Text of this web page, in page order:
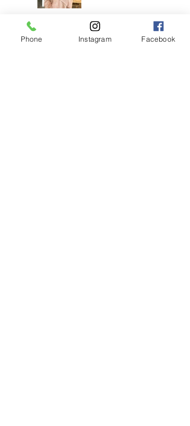
耳ツボジュエリーは
じめました！
Phone Instagram Facebook